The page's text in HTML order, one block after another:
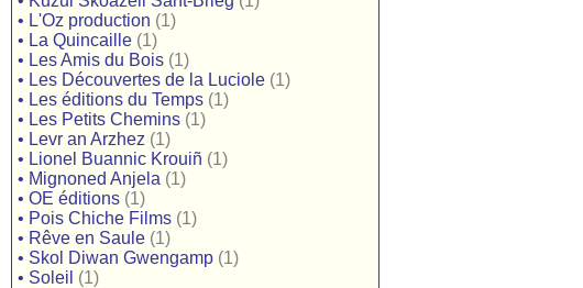
• L'Oz production (1)
• La Quincaille (1)
• Les Amis du Bois (1)
• Les Découvertes de la Luciole (1)
• Les éditions du Temps (1)
• Les Petits Chemins (1)
• Levr an Arzhez (1)
• Lionel Buannic Krouiñ (1)
• Mignoned Anjela (1)
• OE éditions (1)
• Pois Chiche Films (1)
• Rêve en Saule (1)
• Skol Diwan Gwengamp (1)
• Soleil (1)